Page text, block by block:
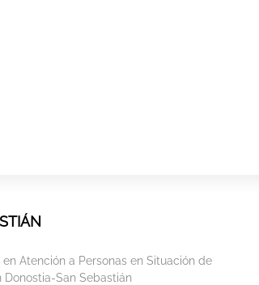
en Atención a Personas en Situación de
Donostia-San Sebastián